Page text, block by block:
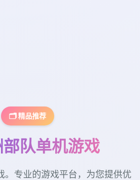
🗂️ 精品推荐
队单机游戏
。专业的游戏平台，为您提供优